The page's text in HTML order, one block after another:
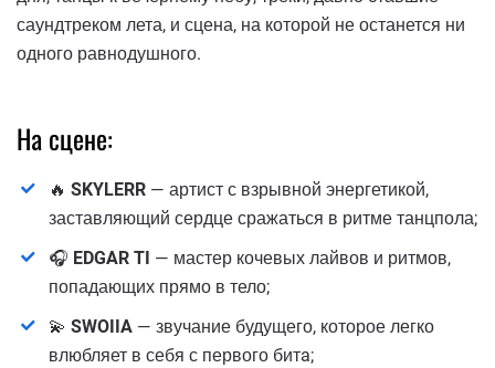
саундтреком лета, и сцена, на которой не останется ни
одного равнодушного.
На сцене:
🔥 SKYLERR — артист с взрывной энергетикой,
заставляющий сердце сражаться в ритме танцпола;
🎧 EDGAR TI — мастер кочевых лайвов и ритмов,
попадающих прямо в тело;
💫 SWOIIA — звучание будущего, которое легко
влюбляет в себя с первого битa;